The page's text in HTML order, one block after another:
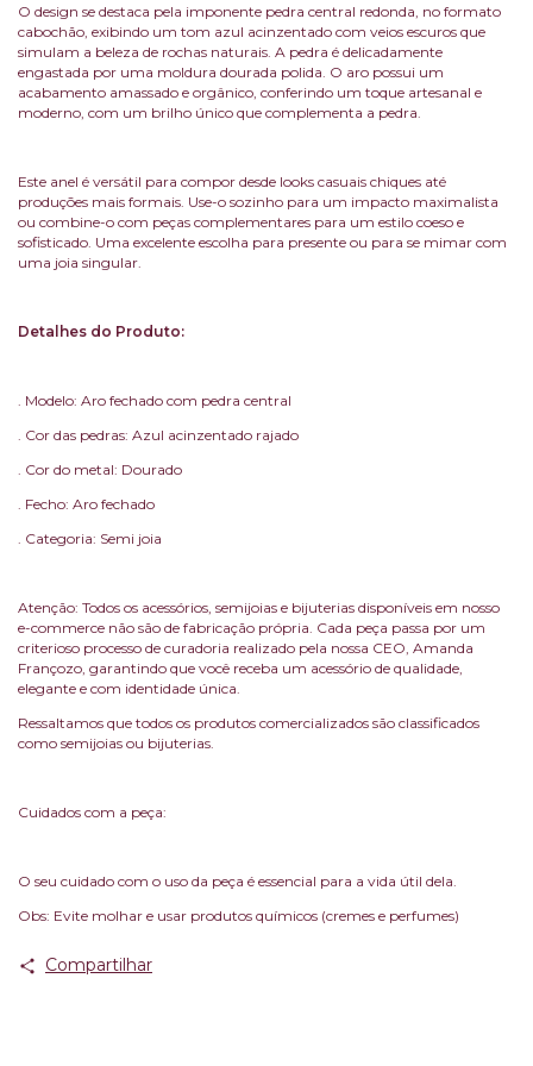
O design se destaca pela imponente pedra central redonda, no formato
cabochão, exibindo um tom azul acinzentado com veios escuros que
simulam a beleza de rochas naturais. A pedra é delicadamente
engastada por uma moldura dourada polida. O aro possui um
acabamento amassado e orgânico, conferindo um toque artesanal e
moderno, com um brilho único que complementa a pedra.
Este anel é versátil para compor desde looks casuais chiques até
produções mais formais. Use-o sozinho para um impacto maximalista
ou combine-o com peças complementares para um estilo coeso e
sofisticado. Uma excelente escolha para presente ou para se mimar com
uma joia singular.
Detalhes do Produto:
. Modelo: Aro fechado com pedra central
. Cor das pedras: Azul acinzentado rajado
. Cor do metal: Dourado
. Fecho: Aro fechado
. Categoria: Semi joia
Atenção: Todos os acessórios, semijoias e bijuterias disponíveis em nosso
e-commerce não são de fabricação própria. Cada peça passa por um
criterioso processo de curadoria realizado pela nossa CEO, Amanda
Françozo, garantindo que você receba um acessório de qualidade,
elegante e com identidade única.
Ressaltamos que todos os produtos comercializados são classificados
como semijoias ou bijuterias.
Cuidados com a peça:
O seu cuidado com o uso da peça é essencial para a vida útil dela.
Obs: Evite molhar e usar produtos químicos (cremes e perfumes)
Compartilhar